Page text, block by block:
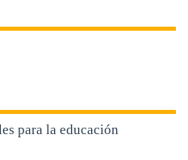
para la educación